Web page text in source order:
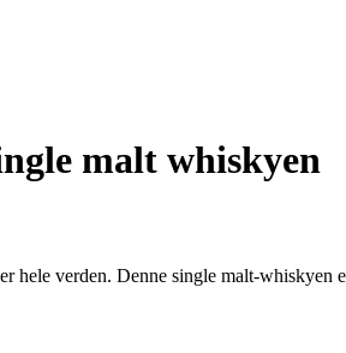
malt whiskyen
verden. Denne single malt-whiskyen